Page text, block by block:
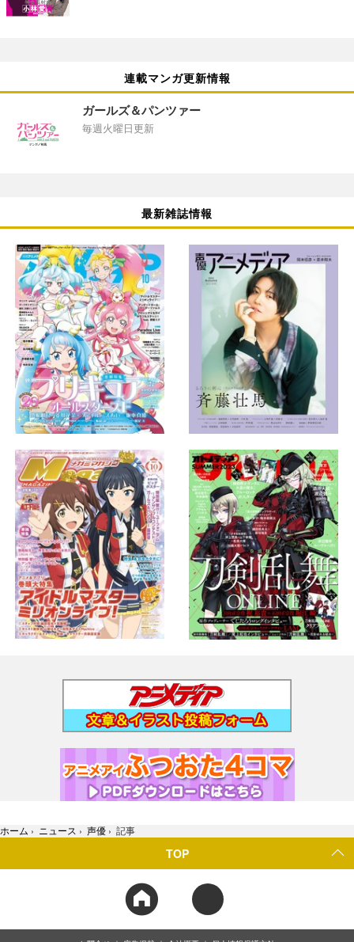
連載マンガ更新情報
ガールズ＆パンツァー
毎週火曜日更新
最新雑誌情報
ホーム › ニュース › 声優 › 記事
TOP